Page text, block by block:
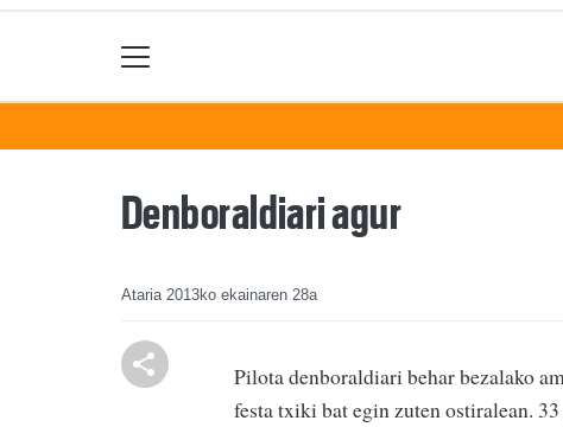
Denboraldiari agur
Ataria 2013ko ekainaren 28a
Pilota denboraldiari behar bezalako
festa txiki bat egin zuten ostiralean.